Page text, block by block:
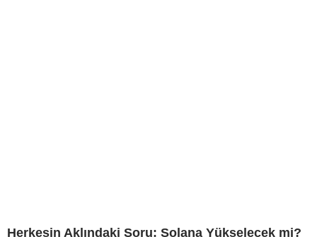
Herkesin Aklındaki Soru: Solana Yükselecek mi?